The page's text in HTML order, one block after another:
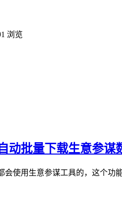
浏览
动批量下载生意参谋
使用生意参谋工具的，这个